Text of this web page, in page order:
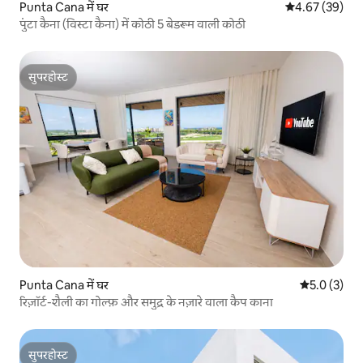
Punta Cana में घर औसत रेटिंग 5 में
4.67 (39)
पुंटा कैना (विस्टा कैना) में कोठी 5 बेडरूम वाली कोठी
सुपरहोस्ट
सुपरहोस्ट
Punta Cana में घर औसत रेटिंग 5
5.0 (3)
रिज़ॉर्ट-शैली का गोल्फ़ और समुद्र के नज़ारे वाला कैप काना
सुपरहोस्ट